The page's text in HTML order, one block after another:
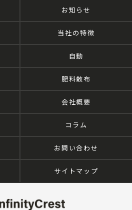
お知らせ
当社の特徴
自動
肥料散布
会社概要
コラム
お問い合わせ
サイトマップ